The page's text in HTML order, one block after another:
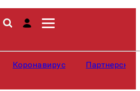
Коронавирус